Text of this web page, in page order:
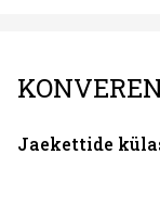
Jaekettide